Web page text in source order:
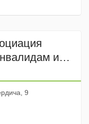
и
ОО
9